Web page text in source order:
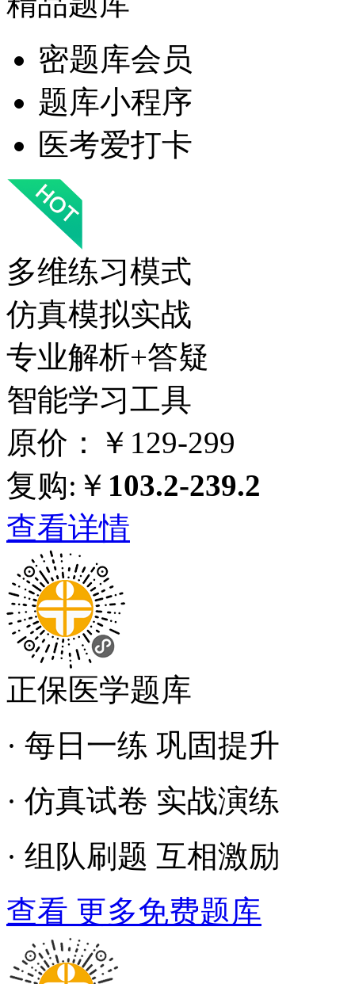
密题库会员
题库小程序
医考爱打卡
多维练习模式
仿真模拟实战
专业解析+答疑
智能学习工具
原价：￥129-299
复购:￥ 103.2-239.2
查看详情
正保医学题库
· 每日一练 巩固提升
· 仿真试卷 实战演练
· 组队刷题 互相激励
查看 更多免费题库